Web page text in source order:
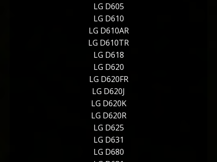
LG D605
LG D610
LG D610AR
LG D610TR
LG D618
LG D620
LG D620FR
LG D620J
LG D620K
LG D620R
LG D625
LG D631
LG D680